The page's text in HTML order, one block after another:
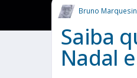
Bruno
Saiba
Nadal